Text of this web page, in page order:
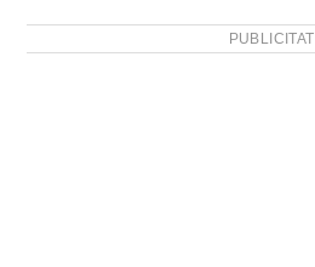
PUBLICITAT